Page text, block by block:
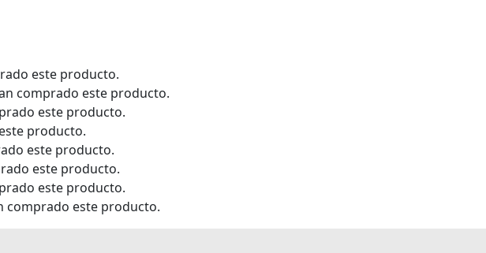
este producto.
comprado este producto.
este producto.
producto.
este producto.
este producto.
este producto.
comprado este producto.